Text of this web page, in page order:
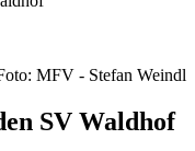
MFV - Stefan Weindl
SV Waldhof